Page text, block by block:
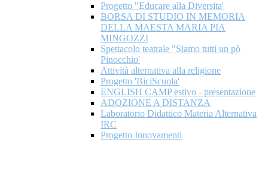
Progetto "Educare alla Diversita'
BORSA DI STUDIO IN MEMORIA
DELLA MAESTA MARIA PIA
MINGOZZI
Spettacolo teatrale "Siamo tutti un pò
Pinocchio'
Attività alternativa alla religione
Progetto 'BiciScuola'
ENGLISH CAMP estivo - presentazione
ADOZIONE A DISTANZA
Laboratorio Didattico Materia Alternativa
IRC
Progetto Innovamenti